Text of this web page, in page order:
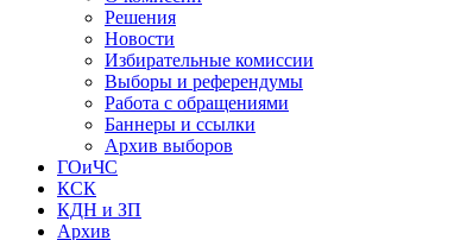
Решения
Новости
Избирательные комиссии
Выборы и референдумы
Работа с обращениями
Баннеры и ссылки
Архив выборов
ГОиЧС
КСК
КДН и ЗП
Архив